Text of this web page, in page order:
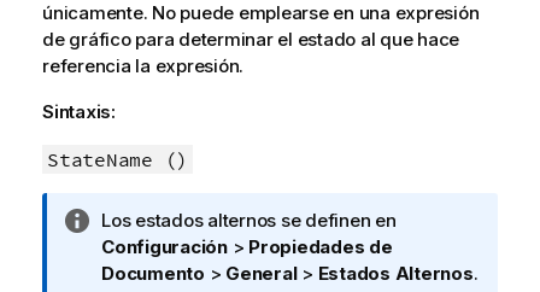
únicamente. No puede emplearse en una expresión
de gráfico para determinar el estado al que hace
referencia la expresión.
Sintaxis:
StateName ()
N
o
t
Los estados alternos se definen en
Configuración> Propiedades de
Documento > General> Estados Alternos.